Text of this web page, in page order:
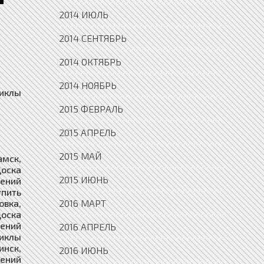
Посад, Доска объявлений мотоциклы купить Гаврилов-Ям, Доска объявлений мотоциклы купить Гагарин, Доска объявлений мотоциклы купить Гаджиево, Доска объявлений мотоциклы купить Гай, Доска объявлений мотоциклы купить Галич, Доска объявлений мотоциклы купить Гатчина, Доска объявлений мотоциклы купить Гвардейск, Доска объявлений мотоциклы купить Гдов, Доска объявлений мотоциклы купить Геленджик, Доска объявлений мотоциклы купить Георгиевск, Доска объявлений мотоциклы купить Глазов, Доска о
2014 ИЮЛЬ
2014 СЕНТЯБРЬ
2014 ОКТЯБРЬ
2014 НОЯБРЬ
2015 ФЕВРАЛЬ
2015 АПРЕЛЬ
2015 МАЙ
2015 ИЮНЬ
2016 МАРТ
2016 АПРЕЛЬ
2016 ИЮНЬ